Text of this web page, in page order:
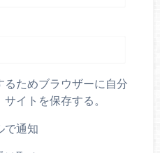
ためブラウザーに自分
イトを保存する。
で通知